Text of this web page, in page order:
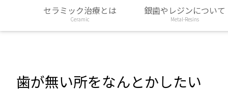
セラミック治療とは
Ceramic
銀歯やレジンについて
Metal-Resins
歯が無い所をなんとかしたい